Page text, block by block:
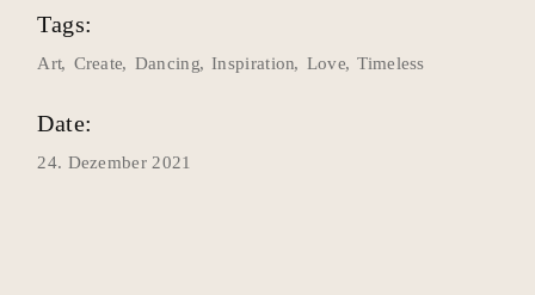
Tags:
Art Create Dancing Inspiration Love Timeless
Date:
24. Dezember 2021